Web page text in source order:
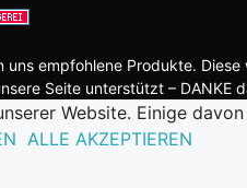
uns empfohlene Produkte.
Seite unterstützt –
Website. Einige
ALLE AKZEPTIEREN